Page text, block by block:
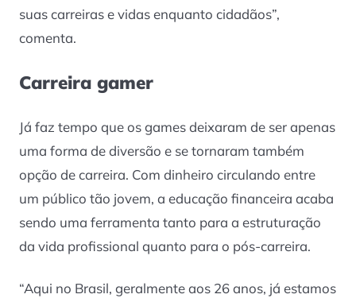
suas carreiras e vidas enquanto cidadãos”,
comenta.
Carreira gamer
Já faz tempo que os games deixaram de ser apenas
uma forma de diversão e se tornaram também
opção de carreira. Com dinheiro circulando entre
um público tão jovem, a educação financeira acaba
sendo uma ferramenta tanto para a estruturação
da vida profissional quanto para o pós-carreira.
“Aqui no Brasil, geralmente aos 26 anos, já estamos